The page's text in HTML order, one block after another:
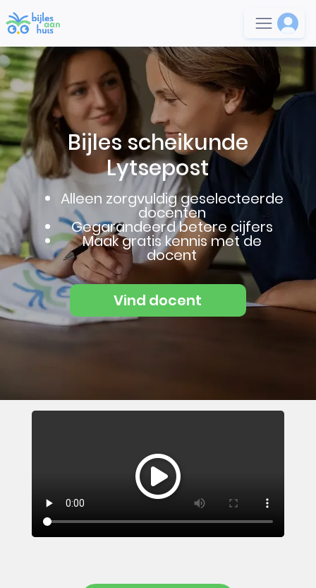
Bijles scheikunde
Lytsepost
Alleen zorgvuldig geselecteerde
docenten
Gegarandeerd betere cijfers
Maak gratis kennis met de
docent
Vind docent